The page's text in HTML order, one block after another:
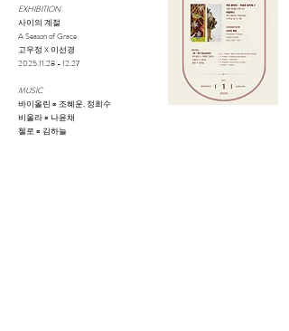
EXHIBITION
사이의 계절
A Season of Grace
고우정 X 이선경
2025.11.28 - 12.27
MUSIC
바이올린 ∞ 조혜운, 정희수
비올라 ∞ 나윤채
첼로 ∞ 김하늘